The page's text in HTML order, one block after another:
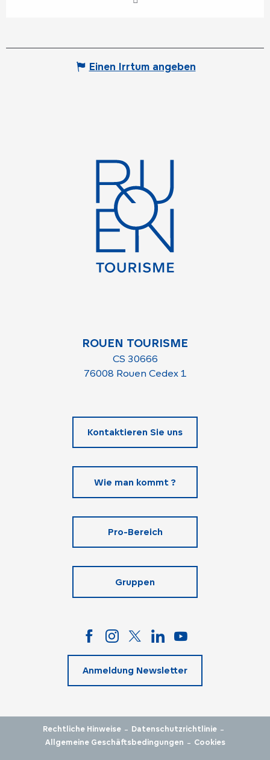
Einen Irrtum angeben
ROUEN TOURISME
CS 30666
76008 Rouen Cedex 1
Kontaktieren Sie uns
Wie man kommt ?
Pro-Bereich
Gruppen
Anmeldung Newsletter
Rechtliche Hinweise - Datenschutzrichtlinie -
Allgemeine Geschäftsbedingungen - Cookies